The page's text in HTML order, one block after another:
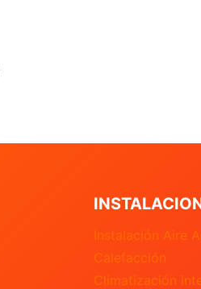
Instalación Aire
Calefacción
Climatización